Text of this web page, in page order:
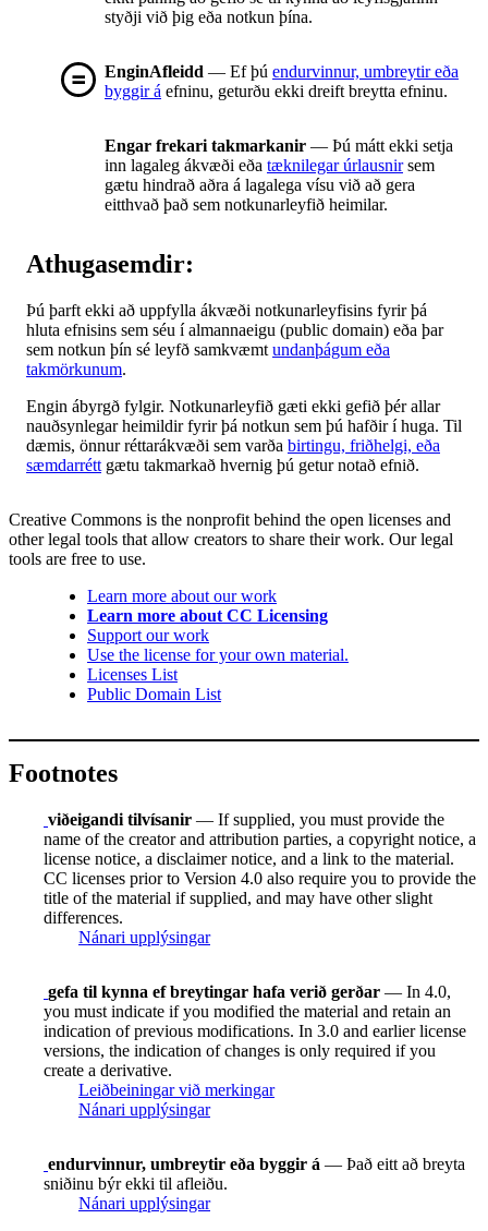
styðji við þig eða notkun þína.
EnginAfleidd — Ef þú endurvinnur, umbreytir eða
byggir á efninu, geturðu ekki dreift breytta efninu.
Engar frekari takmarkanir — Þú mátt ekki setja
inn lagaleg ákvæði eða tæknilegar úrlausnirsem
gætu hindrað aðra á lagalega vísu við að gera
eitthvað það sem notkunarleyfið heimilar.
Athugasemdir:
Þú þarft ekki að uppfylla ákvæði notkunarleyfisins fyrir þá
hluta efnisins sem séu í almannaeigu (public domain) eða þar
sem notkun þín sé leyfð samkvæmt undanþágum eða
takmörkunum.
Engin ábyrgð fylgir. Notkunarleyfið gæti ekki gefið þér allar
nauðsynlegar heimildir fyrir þá notkun sem þú hafðir í huga. Til
dæmis, önnur réttarákvæði sem varða birtingu, friðhelgi, eða
sæmdarrétt gætu takmarkað hvernig þú getur notað efnið.
Creative Commons is the nonprofit behind the open licenses and
other legal tools that allow creators to share their work. Our legal
tools are free to use.
Learn more about our work
Learn more about CC Licensing
Support our work
Use the license for your own material.
Licenses List
Public Domain List
Footnotes
viðeigandi tilvísanir — If supplied, you must provide the
name of the creator and attribution parties, a copyright notice, a
license notice, a disclaimer notice, and a link to the material.
CC licenses prior to Version 4.0 also require you to provide the
title of the material if supplied, and may have other slight
differences.
Nánari upplýsingar
gefa til kynna ef breytingar hafa verið gerðar — In 4.0,
you must indicate if you modified the material and retain an
indication of previous modifications. In 3.0 and earlier license
versions, the indication of changes is only required if you
create a derivative.
Leiðbeiningar við merkingar
Nánari upplýsingar
endurvinnur, umbreytir eða byggir á — Það eitt að breyta
sniðinu býr ekki til afleiðu.
Nánari upplýsingar